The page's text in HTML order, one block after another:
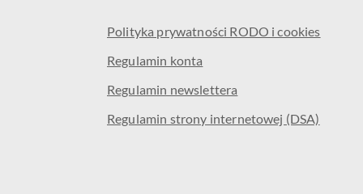
Polityka prywatności RODO i cookies
Regulamin konta
Regulamin newslettera
Regulamin strony internetowej (DSA)